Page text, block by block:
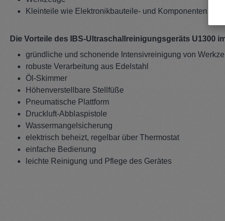
Kleinteile wie Elektronikbauteile- und Komponenten
Die Vorteile des IBS-Ultraschallreinigungsgeräts U1300
gründliche und schonende Intensivreinigung von
robuste Verarbeitung aus Edelstahl
Öl-Skimmer
Höhenverstellbare Stellfüße
Pneumatische Plattform
Druckluft-Abblaspistole
Wassermangelsicherung
elektrisch beheizt, regelbar über Thermostat
einfache Bedienung
leichte Reinigung und Pflege des Gerätes